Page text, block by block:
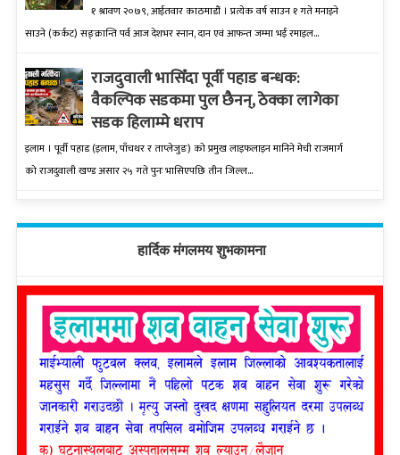
१ श्रावण २०७९, आईतवार काठमाडौं । प्रत्येक वर्ष साउन १ गते मनाइने
साउने (कर्कट) सङ्क्रान्ति पर्व आज देशभर स्नान, दान एवं आफन्त जम्मा भई रमाइल...
राजदुवाली भासिँदा पूर्वी पहाड बन्धक:
वैकल्पिक सडकमा पुल छैनन्, ठेक्का लागेका
सडक हिलाम्मे धराप
इलाम । पूर्वी पहाड (इलाम, पाँचथर र ताप्लेजुङ) को प्रमुख लाइफलाइन मानिने मेची राजमार्ग
को राजदुवाली खण्ड असार २५ गते पुनः भासिएपछि तीन जिल्ल...
हार्दिक मंगलमय शुभकामना